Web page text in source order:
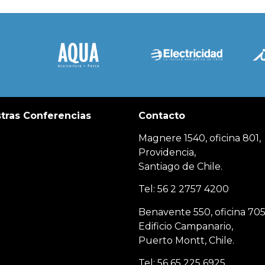
Conferencias Contacto
Magnere 1540, oficina 801,
Providencia,
Santiago de Chile.
Tel: 56 2 2757 4200
Benavente 550, oficina
Edificio Campanario,
Puerto Montt, Chile.